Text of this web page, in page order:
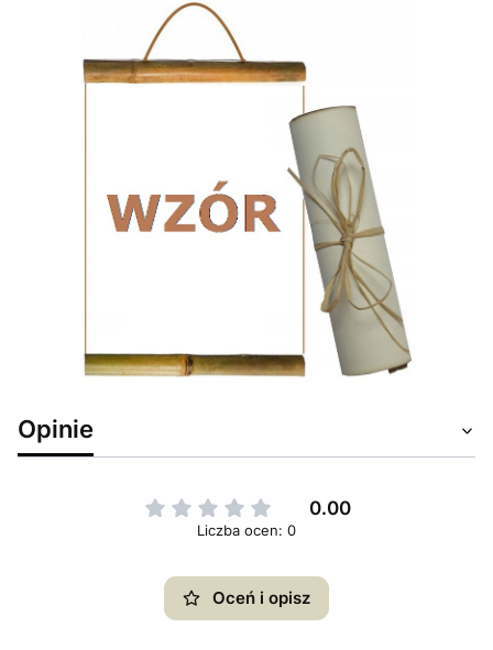
Opinie
0.00
Liczba ocen: 0
Oceń i opisz